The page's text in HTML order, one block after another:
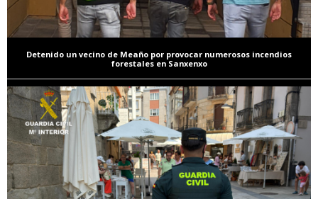
Detenido un vecino de Meaño por provocar numerosos incendios
forestales en Sanxenxo